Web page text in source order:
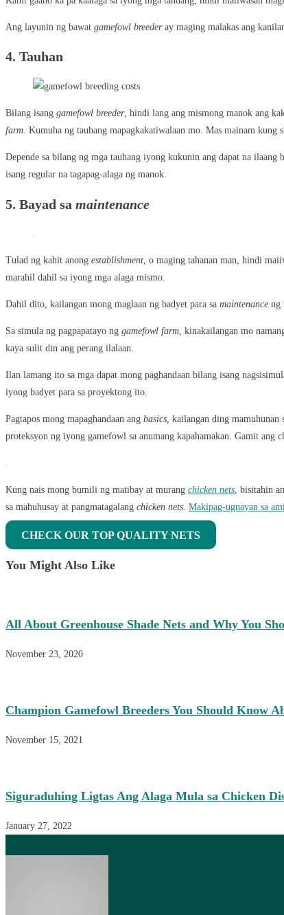
Ang layunin ng bawat gamefowl breederay maging malakas ang
4. Tauhan
Bilang isang gamefowl breeder, hindi lang ang mismong manok ang
farm . Kumuha ng tauhang mapagkakatiwalaan mo. Mas mainam kung
Depende sa bilang ng mga tauhang iyong kukunin ang dapat na
isang regular na tagapag-alaga ng manok.
5. Bayad sa maintenance
Tulad ng kahit anong establishment, o maging tahanan man, hindi
marahil dahil sa iyong mga alaga mismo.
Dahil dito, kailangan mong maglaan ng badyet para sa maintenance ng
Sa simula ng pagpapatayo ng gamefowl farm, kinakailangan mo
kaya sulit din ang perang ilalaan.
Ilan lamang ito sa mga dapat mong paghandaan bilang isang
iyong badyet para sa proyektong ito.
Pagtapos mong mapaghandaan ang basics, kailangan ding mamuhunan
proteksyon ng iyong gamefowl sa anumang kapahamakan. Gamit
Kung nais mong bumili ng matibay at murang chicken nets, bisitahin
sa mahuhusay at pangmatagalang chicken nets. Makipag-ugnayan sa
CHECK OUR TOP QUALITY NETS
You Might Also Like
All About Greenhouse Shade Nets and Why You
November 23, 2020
Champion Gamefowl Breeders You Should Know
November 15, 2021
Siguraduhing Ligtas Ang Alaga Mula sa Chicken
January 27, 2022